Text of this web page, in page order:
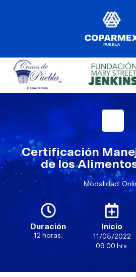
Certificación
de los
Modalidad:
Duración
12 horas.
Inicio
11/05/2022
09:00 hrs.